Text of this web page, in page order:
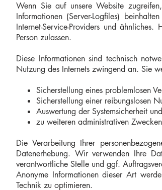
Wenn Sie auf unsere Website
Informationen (Server-Logfiles)
Internet-Service-Providers und
Person zulassen.
Diese Informationen sind technisch
Nutzung des Internets zwingend an. Sie
Sicherstellung eines problemlosen
Sicherstellung einer reibungslosen
Auswertung der Systemsicherheit
zu weiteren administrativen
Die Verarbeitung Ihrer
Datenerhebung. Wir verwenden Ihre
verantwortliche Stelle und ggf.
Anonyme Informationen dieser Art
Technik zu optimieren.